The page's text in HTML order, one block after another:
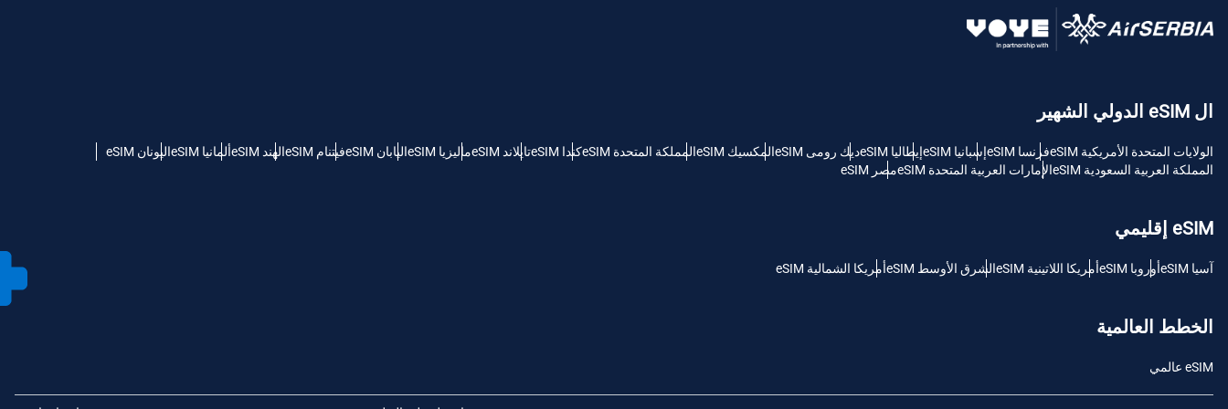
ال eSIM الدولي الشهير
الولايات المتحدة الأمريكية eSIM فرنسا eSIM إسبانيا eSIM إيطاليا eSIM ديك رومى eSIM المكسيك eSIM المملكة المتحدة eSIM كندا eSIM تايلاند eSIM ماليزيا eSIM اليابان eSIM فيتنام eSIM الهند eSIM ألمانيا eSIM
اليونان eSIM
المملكة العربية السعودية eSIM
الإمارات العربية المتحدة eSIM مصر eSIM
eSIM إقليمي
آسيا eSIM أوروبا eSIM أمريكا اللاتينية eSIM الشرق الأوسط eSIM أمريكا الشمالية eSIM
الخطط العالمية
eSIM عالمي
Deutsch
简体中文
JPY - ين ياباني